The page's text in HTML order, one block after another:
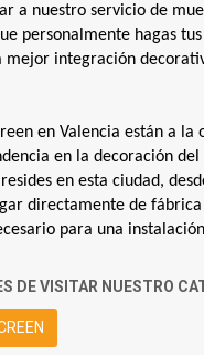
a nuestro servicio de
personalmente hagas
mejor integración
en Valencia están a la
en la decoración
en esta ciudad,
directamente de
para una
DE VISITAR NUESTRO